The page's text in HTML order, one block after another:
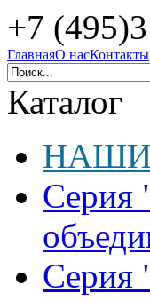
+7
ГлавнаяО насКонтакты
Каталог
Серия
Серия